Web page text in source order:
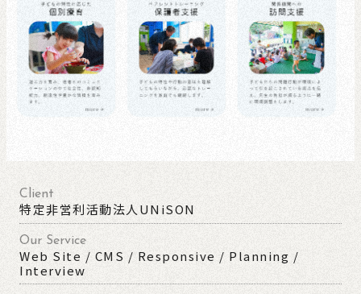
Client
特定非営利活動法人UNiSON
Our Service
Web Site / CMS / Responsive / Planning /
Interview